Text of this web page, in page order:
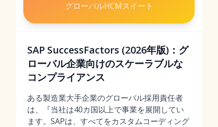
グローバルHCMスイート
SAP SuccessFactors (2026年版)：グ
ローバル企業向けのスケーラブルな
コンプライアンス
ある製造業大手企業のグローバル採用責任者
は、『当社は40カ国以上で事業を展開してい
ます。SAPは、すべてをカスタムコーディング